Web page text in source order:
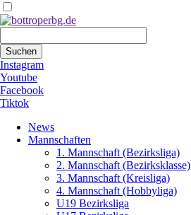
Suchen
Instagram
Youtube
Facebook
Tiktok
überspringen
News
Mannschaften
1. Mannschaft (Bezirksliga)
2. Mannschaft (Bezirksklasse)
3. Mannschaft (Kreisliga)
4. Mannschaft (Hobbyliga)
U19 Bezirksliga